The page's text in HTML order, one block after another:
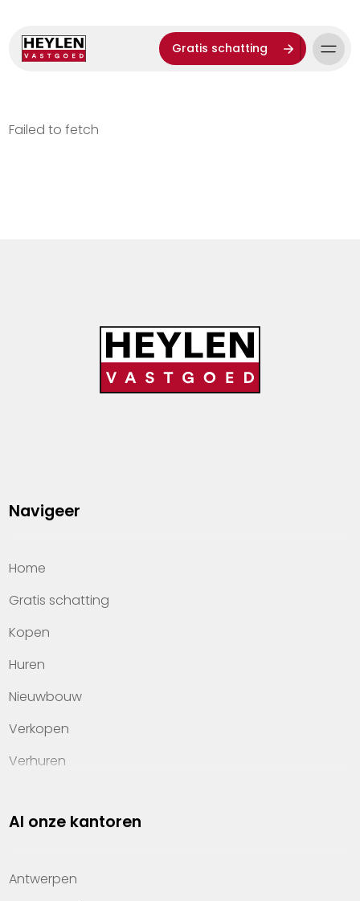
Gratis schatting
Failed to fetch
Navigeer
Home
Gratis schatting
Kopen
Huren
Nieuwbouw
Verkopen
Verhuren
Property management
Kennis van wonen
Al onze kantoren
Antwerpen